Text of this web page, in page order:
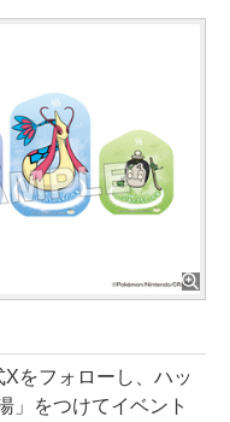
をフォローし、ハッ
」をつけてイベント